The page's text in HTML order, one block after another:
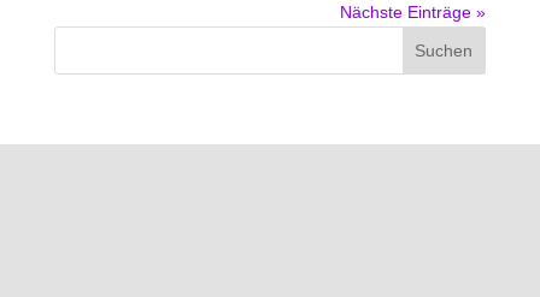
Nächste Einträge »